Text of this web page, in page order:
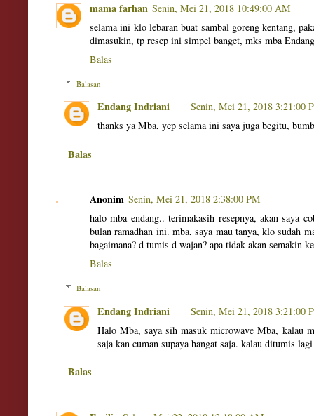
mama farhan Senin, Mei 21, 2018 10:49:00 AM
selama ini klo lebaran buat sambal goreng kentang,
dimasukin, tp resep ini simpel banget, mks mba
Balas
Balasan
Endang Indriani
Senin, Mei 21, 2018 3:21:00
thanks ya Mba, yep selama ini saya juga begitu,
Balas
Anonim Senin, Mei 21, 2018 2:38:00 PM
halo mba endang.. terimakasih resepnya, akan saya
bulan ramadhan ini. mba, saya mau tanya, klo sudah
bagaimana? d tumis d wajan? apa tidak akan semakin
Balas
Balasan
Endang Indriani
Senin, Mei 21, 2018 3:21:00
Halo Mba, saya sih masuk microwave Mba, kalau
saja kan cuman supaya hangat saja. kalau ditumis
Balas